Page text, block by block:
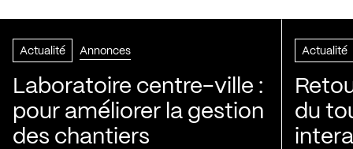
Actualité Annonces
Laboratoire centre-ville :
pour améliorer la gestion
des chantiers
Actualité
du